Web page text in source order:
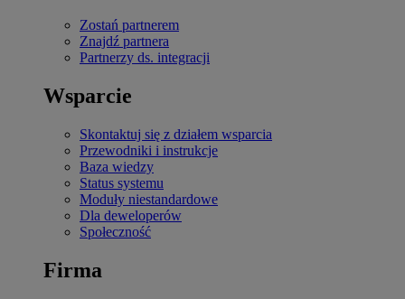
Zostań partnerem
Znajdź partnera
Partnerzy ds. integracji
Wsparcie
Skontaktuj się z działem wsparcia
Przewodniki i instrukcje
Baza wiedzy
Status systemu
Moduły niestandardowe
Dla deweloperów
Społeczność
Firma